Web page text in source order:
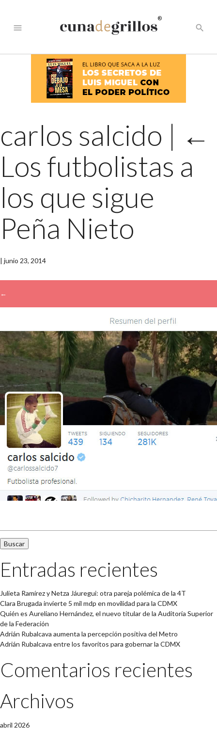
menu
®
search
carlos salcido | ←
Los futbolistas a
los que sigue
Peña Nieto
| junio 23, 2014
←
Entradas recientes
Julieta Ramírez y Netza Jáuregui: otra pareja polémica de la 4T
Clara Brugada invierte 5 mil mdp en movilidad para la CDMX
Quién es Aureliano Hernández, el nuevo titular de la Auditoría Superior
de la Federación
Adrián Rubalcava aumenta la percepción positiva del Metro
Adrián Rubalcava entre los favoritos para gobernar la CDMX
Comentarios recientes
Archivos
abril 2026